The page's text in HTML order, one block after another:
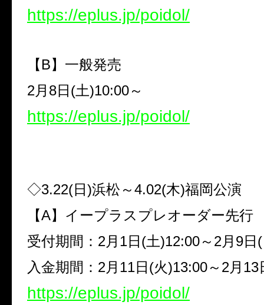
https://eplus.jp/poidol/
【 B】一般発売
2月 8日 (土)10:00～
https://eplus.jp/poidol/
◇3.22(日 )浜松～4.02(木)福岡公演
【A】イープラスプレオーダー先行
受付期間： 2月 1日 (土)12:00～ 2月 9日 (
入金期間： 2月 11日 (火)13:00～ 2月 13
https://eplus.jp/poidol/